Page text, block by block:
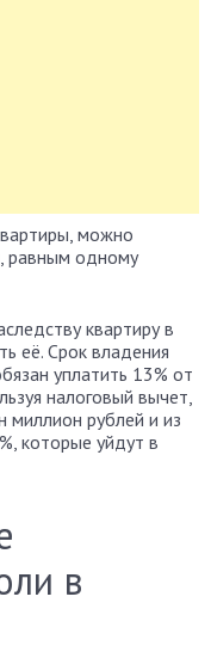
можно
равным одному
квартиру в
её. Срок владения
уплатить 13% от
налоговый вычет,
миллион рублей и из
которые уйдут в
в